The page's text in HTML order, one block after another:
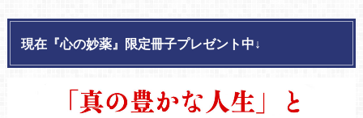
現在『心の妙薬』限定冊子プレゼント中↓